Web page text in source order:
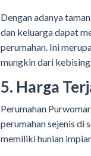
Dengan adanya
dan keluarga dapat
perumahan. Ini
mungkin dari
5. Harga
Perumahan
perumahan sejenis di
memiliki hunian